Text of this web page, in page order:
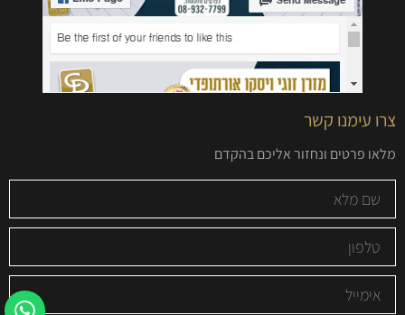
צרו עימנו קשר
מלאו פרטים ונחזור אליכם בהקדם